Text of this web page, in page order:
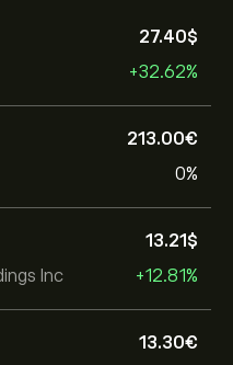
27.40‎$‎
+32.62%
213.00‎€‎
0%
Inc
13.21‎$‎
+12.81%
13.30‎€‎